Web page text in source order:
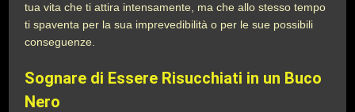
tua vita che ti attira intensamente, ma che allo stesso tempo
ti spaventa per la sua imprevedibilità o per le sue possibili
conseguenze.
Sognare di Essere Risucchiati in un Buco
Nero